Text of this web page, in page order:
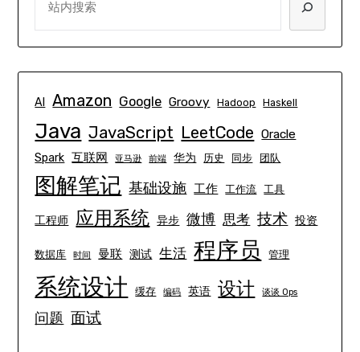
AI Amazon Google Groovy Hadoop Haskell
Java JavaScript LeetCode Oracle
Spark 互联网 亚马逊 前端 华为 历史 同步 团队
图解笔记 基础设施 工作 工作流 工具
工程师 应用系统 异步 微博 思考 技术 投资
数据库 时间 曼联 测试 生活 程序员 管理
系统设计 缓存 编码 英语 设计 谈谈 Ops
问题 面试